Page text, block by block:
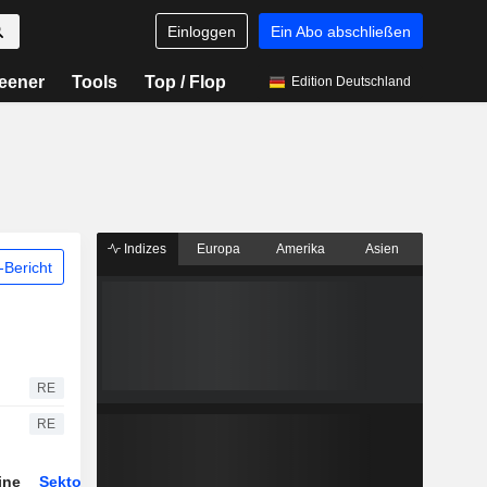
Einloggen Ein Abo abschließen
Tools Top / Flop Edition Deutschland
Bericht
RE
RE
Sektor
Indizes Europa Amerika Asien